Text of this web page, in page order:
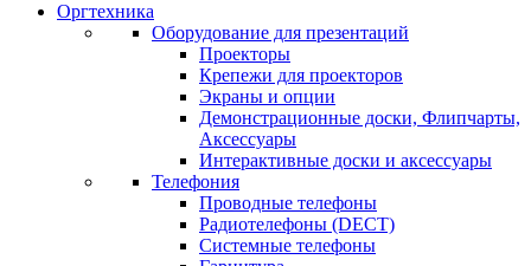
Оргтехника
Оборудование для презентаций
Проекторы
Крепежи для проекторов
Экраны и опции
Демонстрационные доски, Флипчарты,
Аксессуары
Интерактивные доски и аксессуары
Телефония
Проводные телефоны
Радиотелефоны (DECT)
Системные телефоны